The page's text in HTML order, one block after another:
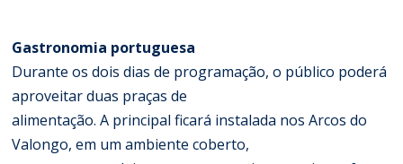
Gastronomia portuguesa
Durante os dois dias de programação, o público poderá
aproveitar duas praças de
alimentação. A principal ficará instalada nos Arcos do
Valongo, em um ambiente coberto,